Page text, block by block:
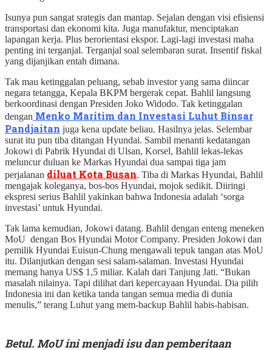
Isunya pun sangat srategis dan mantap. Sejalan dengan visi efisiensi
transportasi dan ekonomi kita. Juga manufaktur, menciptakan
lapangan kerja. Plus berorientasi ekspor. Lagi-lagi investasi maha
penting ini terganjal. Terganjal soal selembaran surat. Insentif fiskal
yang dijanjikan entah dimana.
Tak mau ketinggalan peluang, sebab investor yang sama diincar
negara tetangga, Kepala BKPM bergerak cepat. Bahlil langsung
berkoordinasi dengan Presiden Joko Widodo. Tak ketinggalan
dengan Menko Maritim dan Investasi Luhut Binsar
Pandjaitan juga kena update beliau. Hasilnya jelas. Selembar
surat itu pun tiba ditangan Hyundai. Sambil menanti kedatangan
Jokowi di Pabrik Hyundai di Ulsan, Korsel, Bahlil lekas-lekas
meluncur duluan ke Markas Hyundai dua sampai tiga jam
perjalanan diluat Kota Busan. Tiba di Markas Hyundai, Bahlil
mengajak koleganya, bos-bos Hyundai, mojok sedikit. Diiringi
ekspresi serius Bahlil yakinkan bahwa Indonesia adalah ‘sorga
investasi’ untuk Hyundai.
Tak lama kemudian, Jokowi datang. Bahlil dengan enteng meneken
MoU dengan Bos Hyundai Motor Company. Presiden Jokowi dan
pemilik Hyundai Euisun-Chung mengawali tepuk tangan atas MoU
itu. Dilanjutkan dengan sesi salam-salaman. Investasi Hyundai
memang hanya US$ 1,5 miliar. Kalah dari Tanjung Jati. “Bukan
masalah nilainya. Tapi dilihat dari kepercayaan Hyundai. Dia pilih
Indonesia ini dan ketika tanda tangan semua media di dunia
menulis,” terang Luhut yang mem-backup Bahlil habis-habisan.
Betul. MoU ini menjadi isu dan pemberitaan